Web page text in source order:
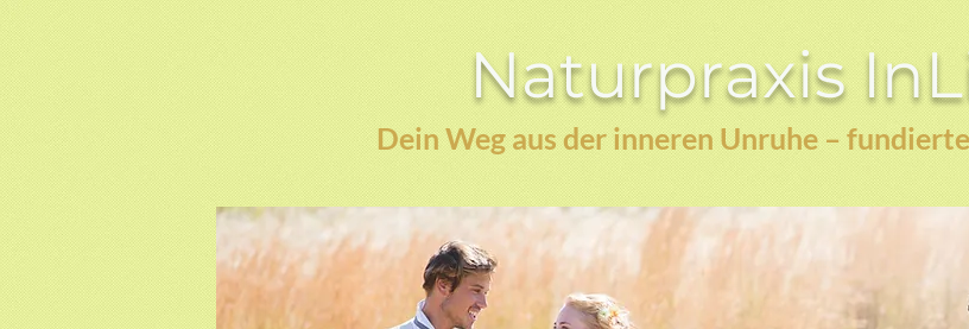
Naturpraxis
Dein Weg aus der inneren Unruhe –